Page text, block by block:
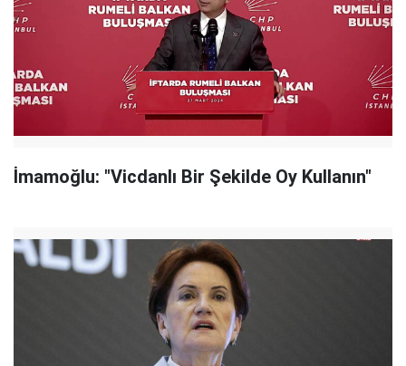
İmamoğlu: "Vicdanlı Bir Şekilde Oy Kullanın"